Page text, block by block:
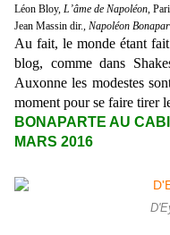
Léon Bloy, L’âme de Napoléon,
Jean Massin dir., Napoléon
Au fait, le monde étant
blog, comme dans
Auxonne les modestes
moment pour se faire tirer
BONAPARTE AU
MARS 2016